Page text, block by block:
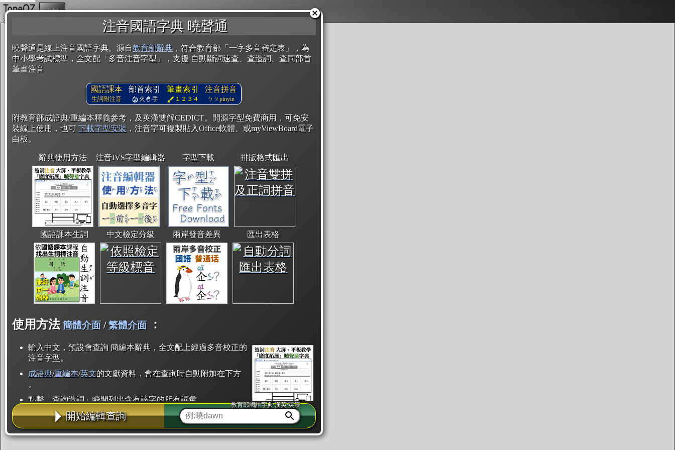
注音國語字典 曉聲通
曉聲通是線上注音國語字典。源自教育部辭典 ，符合教育部「一字多音審定表」，為
中小學考試標準，全文配「多音注音字型」，支援 自動斷詞速查、查造詞、查同部首
筆畫注音
國語課本
生詞附注音
部首索引
火 手
筆畫索引
１２３４
注音拼音
ㄅㄆpinyin
附教育部成語典/重編本釋義參考，及英漢雙解CEDICT。開源字型免費商用，可免安
裝線上使用，也可 下載字型安裝 ，注音字可複製貼入Office軟體、或myViewBoard電子
白板。
辭典使用方法 注音IVS字型編輯器 字型下載 排版格式匯出
國語課本生詞 中文檢定分級 兩岸發音差異 匯出表格
使用方法 簡體介面/繁體介面 ：
輸入中文，預設會查詢 簡編本辭典，全文配上經過多音校正的
注音字型。
成語典/重編本/英文的文獻資料，會在查詢時自動附加在下方
。
點擊「查詢造詞」瞬間列出含有該字的所有詞彙。
點「部首」瞬間列出所有「同部首字」。也支援查詢「同注音」或「同筆畫」。
辭典解釋的全文都經過自動斷詞，點擊便可瞬間「連續查詢」此字詞的解釋，不
用手動重複輸入。
開始編輯查詢
教育部國語字典·漢英·英漢
複製